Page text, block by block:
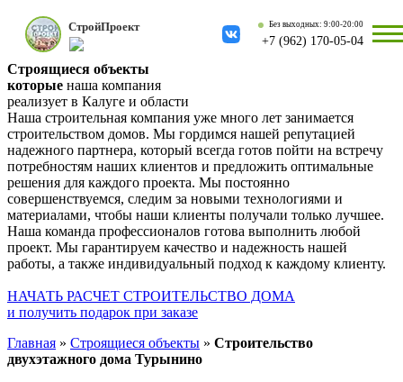
СтройПроект Без выходных: 9:00-20:00
+7 (962) 170-05-04
Строящиеся объекты
которые наша компания
реализует в Калуге и области
Наша строительная компания уже много лет занимается
строительством домов. Мы гордимся нашей репутацией
надежного партнера, который всегда готов пойти на встречу
потребностям наших клиентов и предложить оптимальные
решения для каждого проекта. Мы постоянно
совершенствуемся, следим за новыми технологиями и
материалами, чтобы наши клиенты получали только лучшее.
Наша команда профессионалов готова выполнить любой
проект. Мы гарантируем качество и надежность нашей
работы, а также индивидуальный подход к каждому клиенту.
НАЧАТЬ РАСЧЕТ СТРОИТЕЛЬСТВО ДОМА
и получить подарок при заказе
Главная » Строящиеся объекты » Строительство
двухэтажного дома Турынино